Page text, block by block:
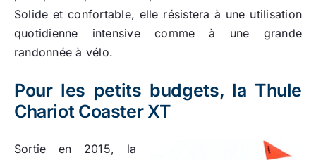
Solide et confortable, elle résistera à une utilisation
quotidienne intensive comme à une grande
randonnée à vélo.
Pour les petits budgets, la Thule
Chariot Coaster XT
Sortie en 2015, la